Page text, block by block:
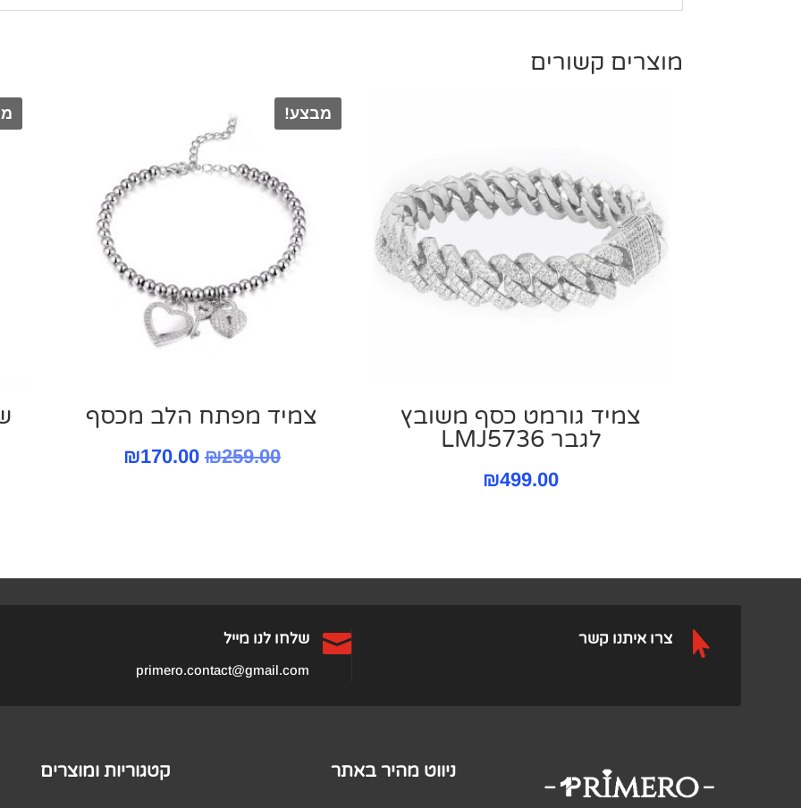
מוצרים קשורים
צמיד גורמט כסף משובץ
לגבר LMJ5736
₪499.00
מבצע!
צמיד מפתח הלב מכסף
₪259.00
המחיר₪170.00
 שלחו לנו מייל
primero.contact@gmail.com
 צרו איתנו קשר
קטגוריות ומוצרים ניווט מהיר באתר